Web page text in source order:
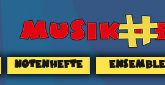
NOTENHEFTE ENSEMBLE